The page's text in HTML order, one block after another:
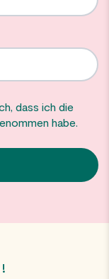
dass ich die
habe.